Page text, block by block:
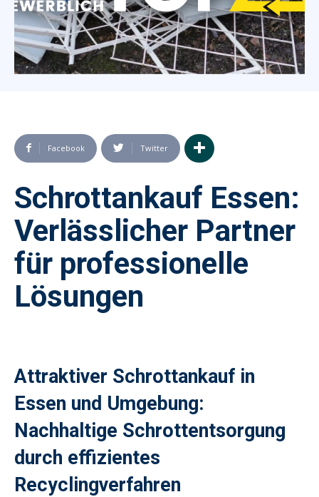
Facebook Twitter
Schrottankauf Essen:
Verlässlicher Partner
für professionelle
Lösungen
Attraktiver Schrottankauf in
Essen und Umgebung:
Nachhaltige Schrottentsorgung
durch effizientes
Recyclingverfahren